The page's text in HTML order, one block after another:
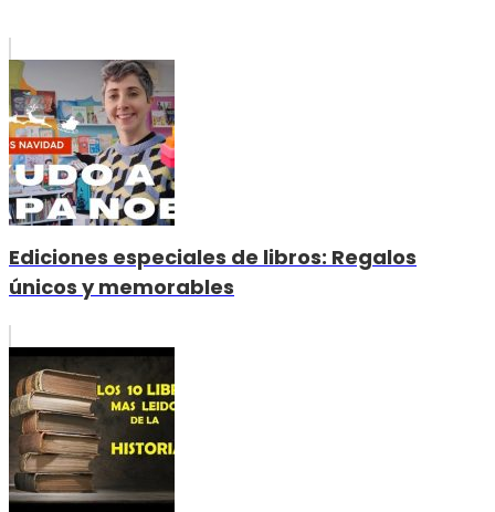
Ediciones especiales de libros: Regalos
únicos y memorables